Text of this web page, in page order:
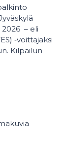
– eli
‑voittajaksi
Kilpailun